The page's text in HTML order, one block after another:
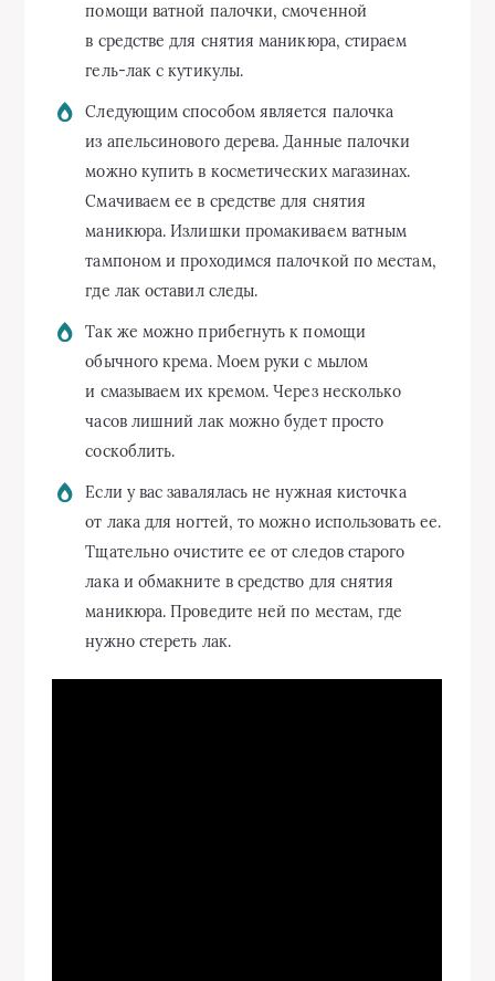
помощи ватной палочки, смоченной
в средстве для снятия маникюра, стираем
гель-лак с кутикулы.
Следующим способом является палочка
из апельсинового дерева. Данные палочки
можно купить в косметических магазинах.
Смачиваем ее в средстве для снятия
маникюра. Излишки промакиваем ватным
тампоном и проходимся палочкой по местам,
где лак оставил следы.
Так же можно прибегнуть к помощи
обычного крема. Моем руки с мылом
и смазываем их кремом. Через несколько
часов лишний лак можно будет просто
соскоблить.
Если у вас завалялась не нужная кисточка
от лака для ногтей, то можно использовать ее.
Тщательно очистите ее от следов старого
лака и обмакните в средство для снятия
маникюра. Проведите ней по местам, где
нужно стереть лак.